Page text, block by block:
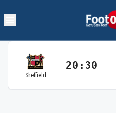
Sheffield
20:30